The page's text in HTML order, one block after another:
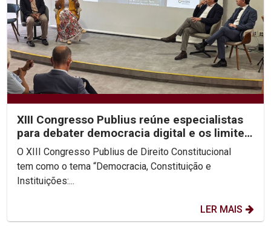
XIII Congresso Publius reúne especialistas
para debater democracia digital e os limites
da...
O XIII Congresso Publius de Direito Constitucional
tem como o tema “Democracia, Constituição e
Instituições:...
LER MAIS